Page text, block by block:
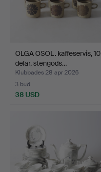
OLGA OSOL. kaffeservis, 10
delar, stengods…
Klubbades 28 apr 2026
3 bud
38 USD